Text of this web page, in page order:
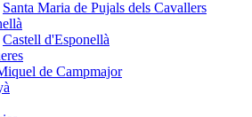
Santa Maria de Pujals dels Cavallers
Castell d'Esponellà
de Campmajor